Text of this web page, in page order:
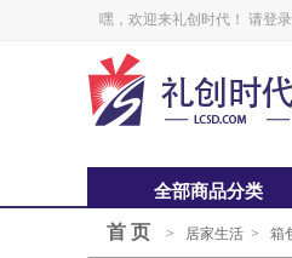
嘿，欢迎来礼创时代！ 请登录
全部商品分类
首 页 > 居家生活 > 箱